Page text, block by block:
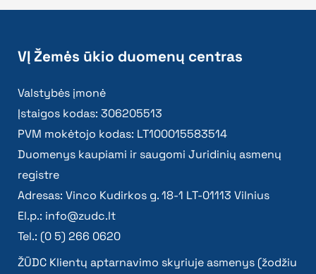
VĮ Žemės ūkio duomenų centras
Valstybės įmonė
Įstaigos kodas: 306205513
PVM mokėtojo kodas: LT100015583514
Duomenys kaupiami ir saugomi Juridinių asmenų
registre
Adresas: Vinco Kudirkos g. 18-1 LT-01113 Vilnius
El.p.: info@zudc.lt
Tel.: (0 5) 266 0620
ŽŪDC Klientų aptarnavimo skyriuje asmenys (žodžiu